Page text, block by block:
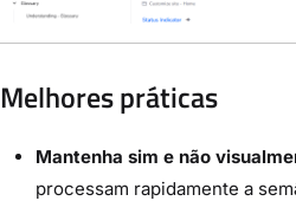
Melhores práticas
Mantenha sim e não
processam rapidamente a